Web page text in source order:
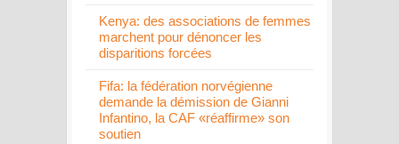
Kenya: des associations de femmes
marchent pour dénoncer les
disparitions forcées
Fifa: la fédération norvégienne
demande la démission de Gianni
Infantino, la CAF «réaffirme» son
soutien